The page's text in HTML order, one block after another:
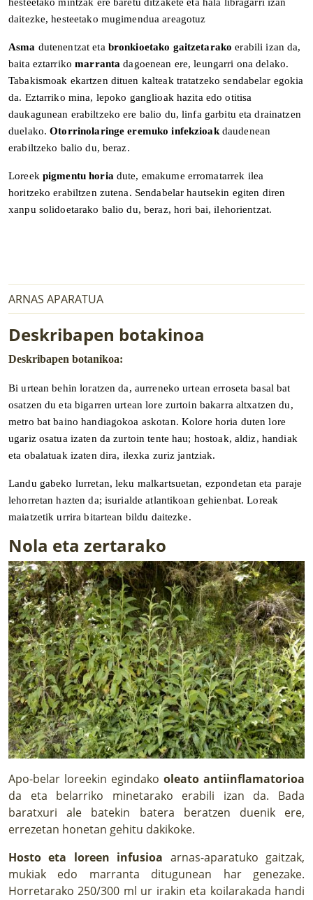
daitezke, hesteetako mugimendua areagotuz
Asma dutenentzat eta bronkioetako gaitzetarako erabili izan da,
baita eztarrikomarranta dagoenean ere, leungarri ona delako.
Tabakismoak ekartzen dituen kalteak tratatzeko sendabelar egokia
da. Eztarriko mina, lepoko ganglioak hazita edo otitisa
daukagunean erabiltzeko ere balio du, linfa garbitu eta drainatzen
duelako.Otorrinolaringe eremuko infekzioakdaudenean
erabiltzeko balio du, beraz.
Loreek pigmentu horia dute, emakume erromatarrek ilea
horitzeko erabiltzen zutena. Sendabelar hautsekin egiten diren
xanpu solidoetarako balio du, beraz, hori bai, ilehorientzat.
ARNAS APARATUA
Deskribapen botakinoa
Deskribapen botanikoa:
Bi urtean behin loratzen da, aurreneko urtean erroseta basal bat
osatzen du eta bigarren urtean lore zurtoin bakarra altxatzen du,
metro bat baino handiagokoa askotan. Kolore horia duten lore
ugariz osatua izaten da zurtoin tente hau; hostoak, aldiz, handiak
eta obalatuak izaten dira, ilexka zuriz jantziak.
Landu gabeko lurretan, leku malkartsuetan, ezpondetan eta paraje
lehorretan hazten da; isurialde atlantikoan gehienbat. Loreak
maiatzetik urrira bitartean bildu daitezke.
Nola eta zertarako
Apo-belar loreekin egindako oleato antiinflamatorioa
da eta belarriko minetarako erabili izan da. Bada
baratxuri ale batekin batera beratzen duenik ere,
errezetan honetan gehitu dakikoke.
Hosto eta loreen infusioa arnas-aparatuko gaitzak,
mukiak edo marranta ditugunean har genezake.
Horretarako 250/300 ml ur irakin eta koilarakada handi